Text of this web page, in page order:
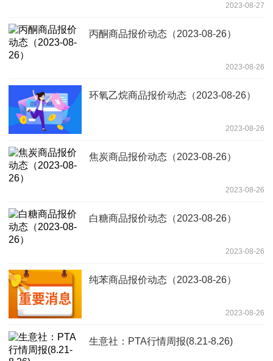
2023-08-27
丙酮商品报价动态（2023-08-26）
2023-08-26
环氧乙烷商品报价动态（2023-08-26）
2023-08-26
焦炭商品报价动态（2023-08-26）
2023-08-26
白糖商品报价动态（2023-08-26）
2023-08-26
纯苯商品报价动态（2023-08-26）
2023-08-26
生意社：PTA行情周报(8.21-8.26)